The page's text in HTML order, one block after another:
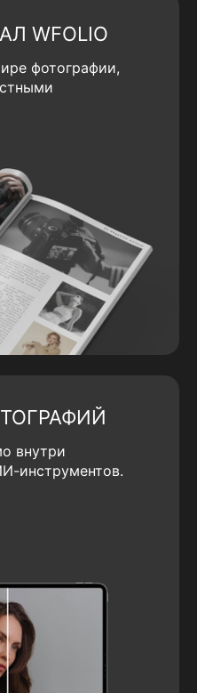
WFOLIO
фотографии,
внутри
инструментов.